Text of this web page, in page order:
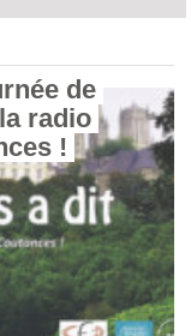
de
radio
!